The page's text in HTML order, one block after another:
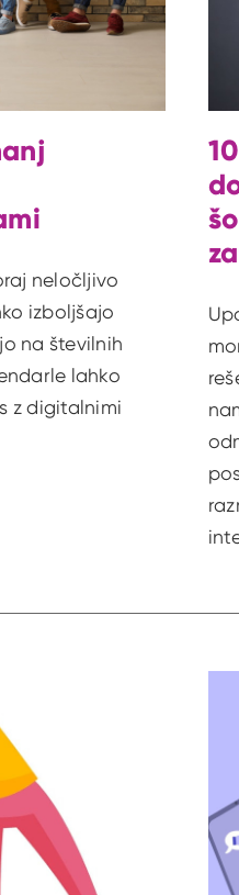
neločljivo
izboljšajo
na številnih
lahko
z digitalnimi